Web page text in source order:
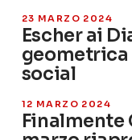
23 MARZO 2024
Escher ai
geometrica
social
12 MARZO 2024
Finalmente